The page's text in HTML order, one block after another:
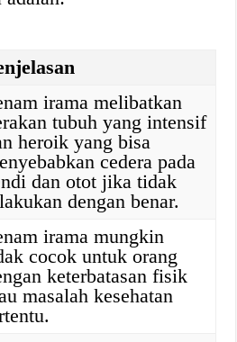
irama melibatkan
tubuh yang intensif
heroik yang bisa
cedera pada
dan otot jika tidak
dengan benar.
irama mungkin
cocok untuk orang
keterbatasan fisik
masalah kesehatan